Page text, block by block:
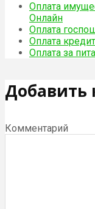
Оплата
Онлайн
Оплата
Оплата
Оплата за
Добавить
Комментарий